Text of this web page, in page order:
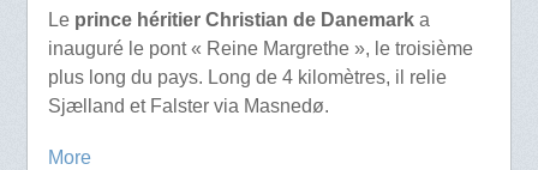
Le prince héritier Christian de Danemarka
inauguré le pont « Reine Margrethe », le troisième
plus long du pays. Long de 4 kilomètres, il relie
Sjælland et Falster via Masnedø.
More